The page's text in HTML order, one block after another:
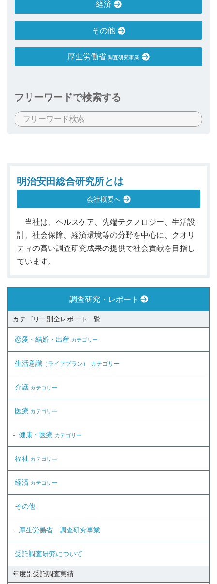
経済
その他
厚生労働省 調査研究事業
フリーワードで検索する
明治安田総合研究所とは
会社概要へ
当社は、ヘルスケア、先端テクノロジー、生活設
計、社会保障、経済環境等の分野を中心に、クオリ
ティの高い調査研究成果の提供で社会貢献を目指し
ています。
調査研究・レポート
カテゴリー別全レポート一覧
恋愛・結婚・出産 カテゴリー
生活意識 （ライフプラン） カテゴリー
介護 カテゴリー
医療 カテゴリー
健康・医療 カテゴリー
福祉 カテゴリー
経済 カテゴリー
その他
厚生労働省 調査研究事業
受託調査研究について
年度別受託調査実績